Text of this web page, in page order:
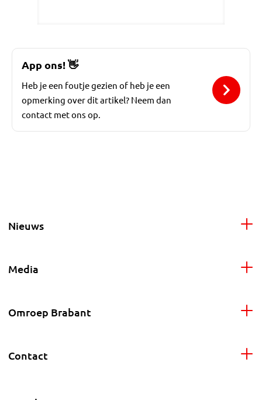
App ons!👋
Heb je een foutje gezien of heb je een
opmerking over dit artikel? Neem dan
contact met ons op.
Nieuws
Media
Omroep Brabant
Contact